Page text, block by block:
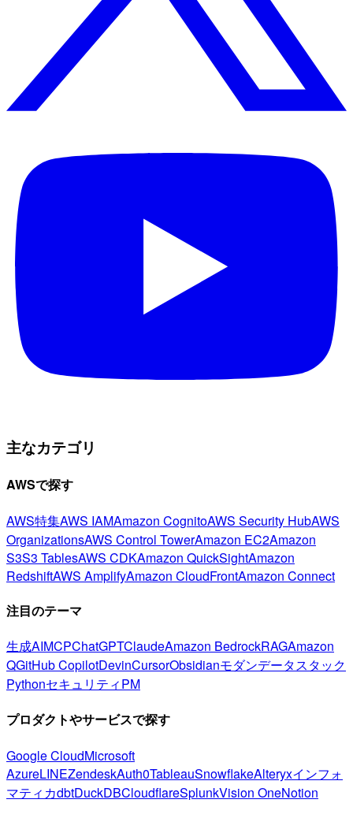
主なカテゴリ
AWSで探す
AWS特集AWS IAMAmazon CognitoAWS Security HubAWS
OrganizationsAWS Control TowerAmazon EC2Amazon
S3S3 TablesAWS CDKAmazon QuickSightAmazon
RedshiftAWS AmplifyAmazon CloudFrontAmazon Connect
注目のテーマ
生成AIMCPChatGPTClaudeAmazon BedrockRAGAmazon
QGitHub CopilotDevinCursorObsidianモダンデータスタック
PythonセキュリティPM
プロダクトやサービスで探す
Google CloudMicrosoft
AzureLINEZendeskAuth0TableauSnowflakeAlteryxインフォ
マティカdbtDuckDBCloudflareSplunkVision OneNotion